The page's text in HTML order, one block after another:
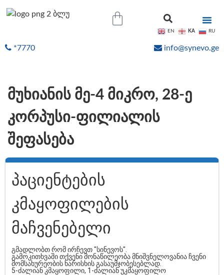
*7770 info@synevo.ge
მუხიანის მე-4 მიკრო, 28-ე
კორპუსი-ფილიალის
შეფასება
პაციენტების
კმაყოფილების
მაჩვენებელი
გმადლობთ რომ ირჩევთ "სინევოს".
გამოკითხვაში თქვენი მონაწილეობა მნიშვნელოვანია ჩვენი
მომსახურეობის ხარისხის გასაუმჯობესებლად.
5-ძალიან კმაყოფილი, 1-ძალიან უკმაყოფილო
EN KA RU